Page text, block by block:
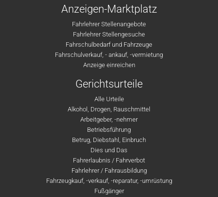
Anzeigen-Marktplatz
Fahrlehrer Stellenangebote
Fahrlehrer Stellengesuche
Fahrschulbedarf und Fahrzeuge
Fahrschulverkauf, - ankauf, -vermietung
Anzeige einreichen
Gerichtsurteile
Alle Urteile
Alkohol, Drogen, Rauschmittel
Arbeitgeber, -nehmer
Betriebsführung
Betrug, Diebstahl, Einbruch
Dies und Das
Fahrerlaubnis / Fahrverbot
Fahrlehrer / Fahrausbildung
Fahrzeugkauf, -verkauf, -reparatur, -umrüstung
Fußgänger